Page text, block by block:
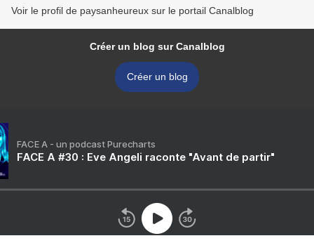
Voir le profil de paysanheureux sur le portail Canalblog
Créer un blog sur Canalblog
Créer un blog
FACE A - un podcast Purecharts
FACE A #30 : Eve Angeli raconte "Avant de partir"